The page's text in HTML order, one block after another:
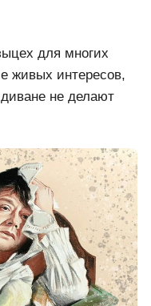
для многих
живых интересов,
не делают